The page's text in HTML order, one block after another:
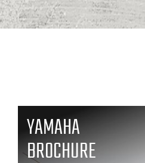
YAMAHA
BROCHURE